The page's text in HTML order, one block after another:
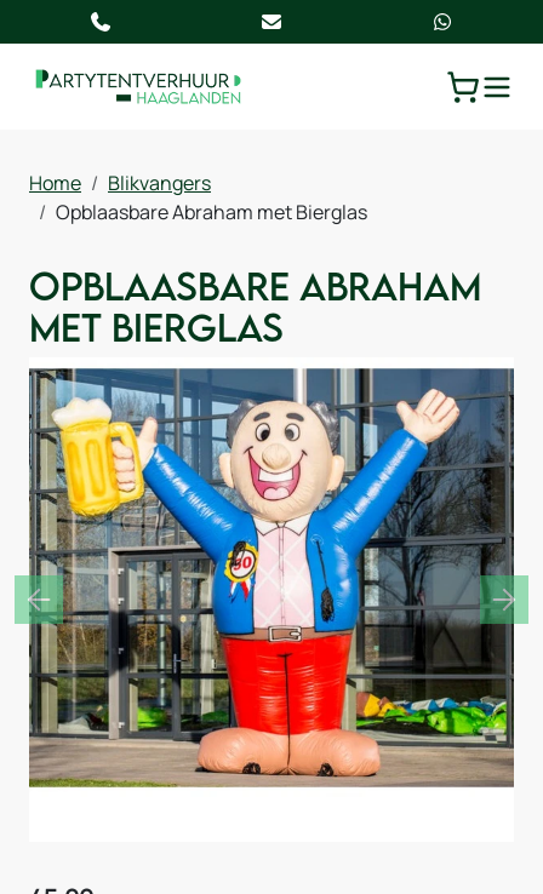
Home
Blikvangers
Opblaasbare Abraham met Bierglas
Opblaasbare Abraham
met Bierglas
Previous Next